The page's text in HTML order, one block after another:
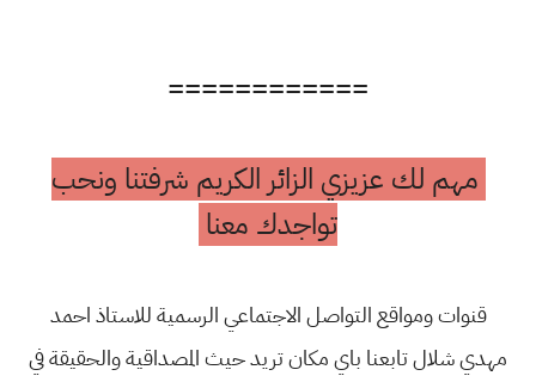
============
مهم لك عزيزي الزائر الكريم شرفتنا ونحب
تواجدك معنا
قنوات ومواقع التواصل الاجتماعي الرسمية للاستاذ احمد
مهدي شلال تابعنا باي مكان تريد حيث المصداقية والحقيقة في